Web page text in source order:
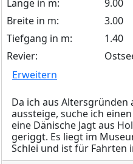
Länge in m:
9.00
Breite in m:
3.00
Tiefgang in m:
1.40
Revier:
Erweitern
Da ich aus
aussteige, suche ich
eine Dänische Jagt aus
geriggt. Es liegt im
Schlei und ist für Fahrten